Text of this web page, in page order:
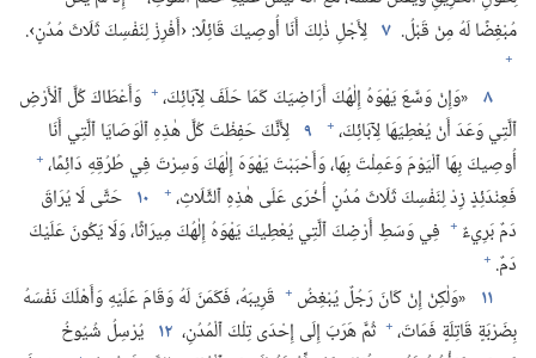
مُبْغِضًا لَهُ مِنْ قَبْلُ.‏ ٧ لِأَجْلِ ذٰلِكَ أَنَا أُوصِيكَ قَائِلًا:‏ ‹أَفْرِزْ لِنَفْسِكَ ثَلَاثَ مُدُنٍ›.‏
+
٨ ‏«وَإِنْ وَسَّعَ يَهْوَهُ إِلٰهُكَ أَرَاضِيَكَ كَمَا حَلَفَ لِآبَائِكَ،‏ + وَأَعْطَاكَ كُلَّ ٱلْأَرْضِ
ٱلَّتِي وَعَدَ أَنْ يُعْطِيَهَا لِآبَائِكَ،‏ + ٩ لِأَنَّكَ حَفِظْتَ كُلَّ هٰذِهِ ٱلْوَصَايَا ٱلَّتِي أَنَا
أُوصِيكَ بِهَا ٱلْيَوْمَ وَعَمِلْتَ بِهَا،‏ وَأَحْبَبْتَ يَهْوَهَ إِلٰهَكَ وَسِرْتَ فِي طُرُقِهِ دَائِمًا،‏ +
فَعِنْدَئِذٍ زِدْ لِنَفْسِكَ ثَلَاثَ مُدُنٍ أُخْرَى عَلَى هٰذِهِ ٱلثَّلَاثِ،‏ + ١٠ حَتَّى لَا يُرَاقَ
دَمٌ بَرِيءٌ + فِي وَسَطِ أَرْضِكَ ٱلَّتِي يُعْطِيكَ يَهْوَهُ إِلٰهُكَ مِيرَاثًا،‏ وَلَا يَكُونَ عَلَيْكَ
دَمٌ.‏ +
١١ ‏«وَلٰكِنْ إِنْ كَانَ رَجُلٌ يُبْغِضُ + قَرِيبَهُ،‏ فَكَمَنَ لَهُ وَقَامَ عَلَيْهِ وَأَهْلَكَ نَفْسَهُ
بِضَرْبَةٍ قَاتِلَةٍ فَمَاتَ،‏ + ثُمَّ هَرَبَ إِلَى إِحْدَى تِلْكَ ٱلْمُدُنِ،‏ ١٢ يُرْسِلُ شُيُوخُ